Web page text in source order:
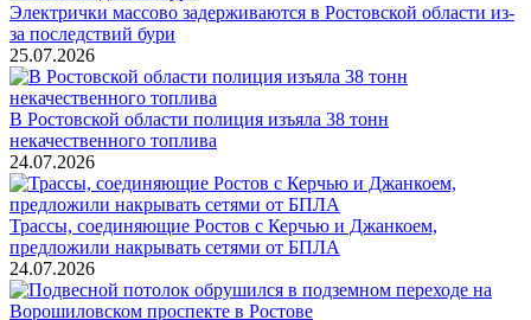
Электрички массово задерживаются в Ростовской области из-
за последствий бури
25.07.2026
В Ростовской области полиция изъяла 38 тонн
некачественного топлива
24.07.2026
Трассы, соединяющие Ростов с Керчью и Джанкоем,
предложили накрывать сетями от БПЛА
24.07.2026